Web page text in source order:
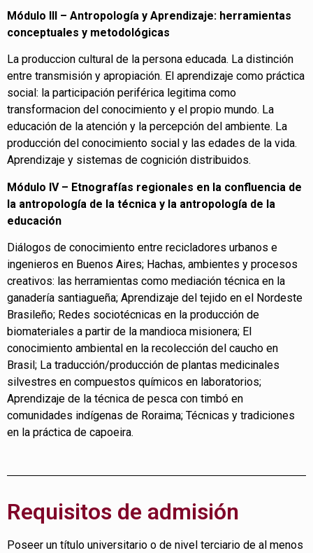
Módulo III – Antropología y Aprendizaje: herramientas
conceptuales y metodológicas
La produccion cultural de la persona educada. La distinción
entre transmisión y apropiación. El aprendizaje como práctica
social: la participación periférica legitima como
transformacion del conocimiento y el propio mundo. La
educación de la atención y la percepción del ambiente. La
producción del conocimiento social y las edades de la vida.
Aprendizaje y sistemas de cognición distribuidos.
Módulo IV – Etnografías regionales en la confluencia de
la antropología de la técnica y la antropología de la
educación
Diálogos de conocimiento entre recicladores urbanos e
ingenieros en Buenos Aires; Hachas, ambientes y procesos
creativos: las herramientas como mediación técnica en la
ganadería santiagueña; Aprendizaje del tejido en el Nordeste
Brasileño; Redes sociotécnicas en la producción de
biomateriales a partir de la mandioca misionera; El
conocimiento ambiental en la recolección del caucho en
Brasil; La traducción/producción de plantas medicinales
silvestres en compuestos químicos en laboratorios;
Aprendizaje de la técnica de pesca con timbó en
comunidades indígenas de Roraima; Técnicas y tradiciones
en la práctica de capoeira.
Requisitos de admisión
Poseer un título universitario o de nivel terciario de al menos